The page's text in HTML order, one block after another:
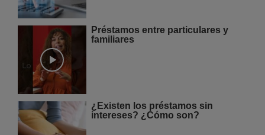
Préstamos entre particulares y
familiares
¿Existen los préstamos sin
intereses? ¿Cómo son?